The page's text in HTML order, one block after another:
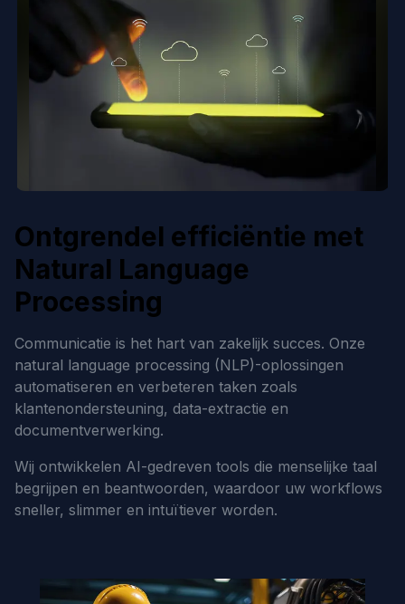
Ontgrendel efficiëntie met
Natural Language
Processing
Communicatie is het hart van zakelijk succes. Onze
natural language processing (NLP)-oplossingen
automatiseren en verbeteren taken zoals
klantenondersteuning, data-extractie en
documentverwerking.
Wij ontwikkelen AI-gedreven tools die menselijke taal
begrijpen en beantwoorden, waardoor uw workflows
sneller, slimmer en intuïtiever worden.